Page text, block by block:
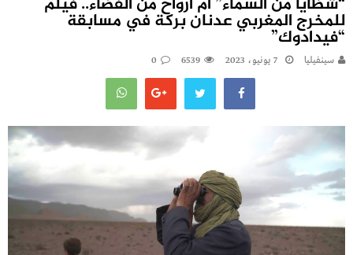
للمخرج المغربي عدنان بركة في مسابقة
“فيدادوك”
سينفيليا 7 يونيو، 2023 6539
0